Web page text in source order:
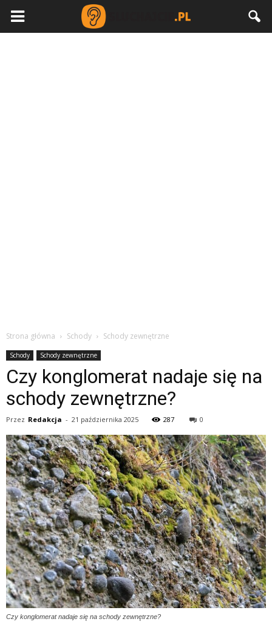
Strona główna Schody Schody zewnętrzne
Schody Schody zewnętrzne
Czy konglomerat nadaje się na
schody zewnętrzne?
Przez Redakcja - 21 października 2025 287 0
Czy konglomerat nadaje się na schody zewnętrzne?